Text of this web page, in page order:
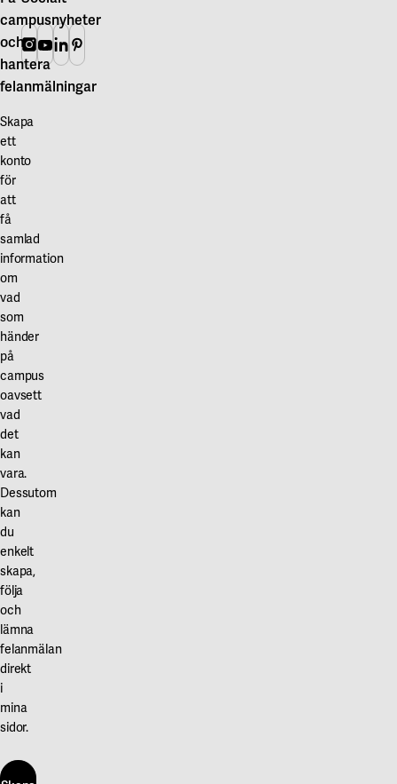
campusnyheter
och
hantera
felanmälningar
Skapa
ett
konto
för
att
få
samlad
information
om
vad
som
händer
på
campus
oavsett
vad
det
kan
vara.
Dessutom
kan
du
enkelt
skapa,
följa
och
lämna
felanmälan
direkt
i
mina
sidor.
Instagram
Youtube
Linkedin
Pinterest